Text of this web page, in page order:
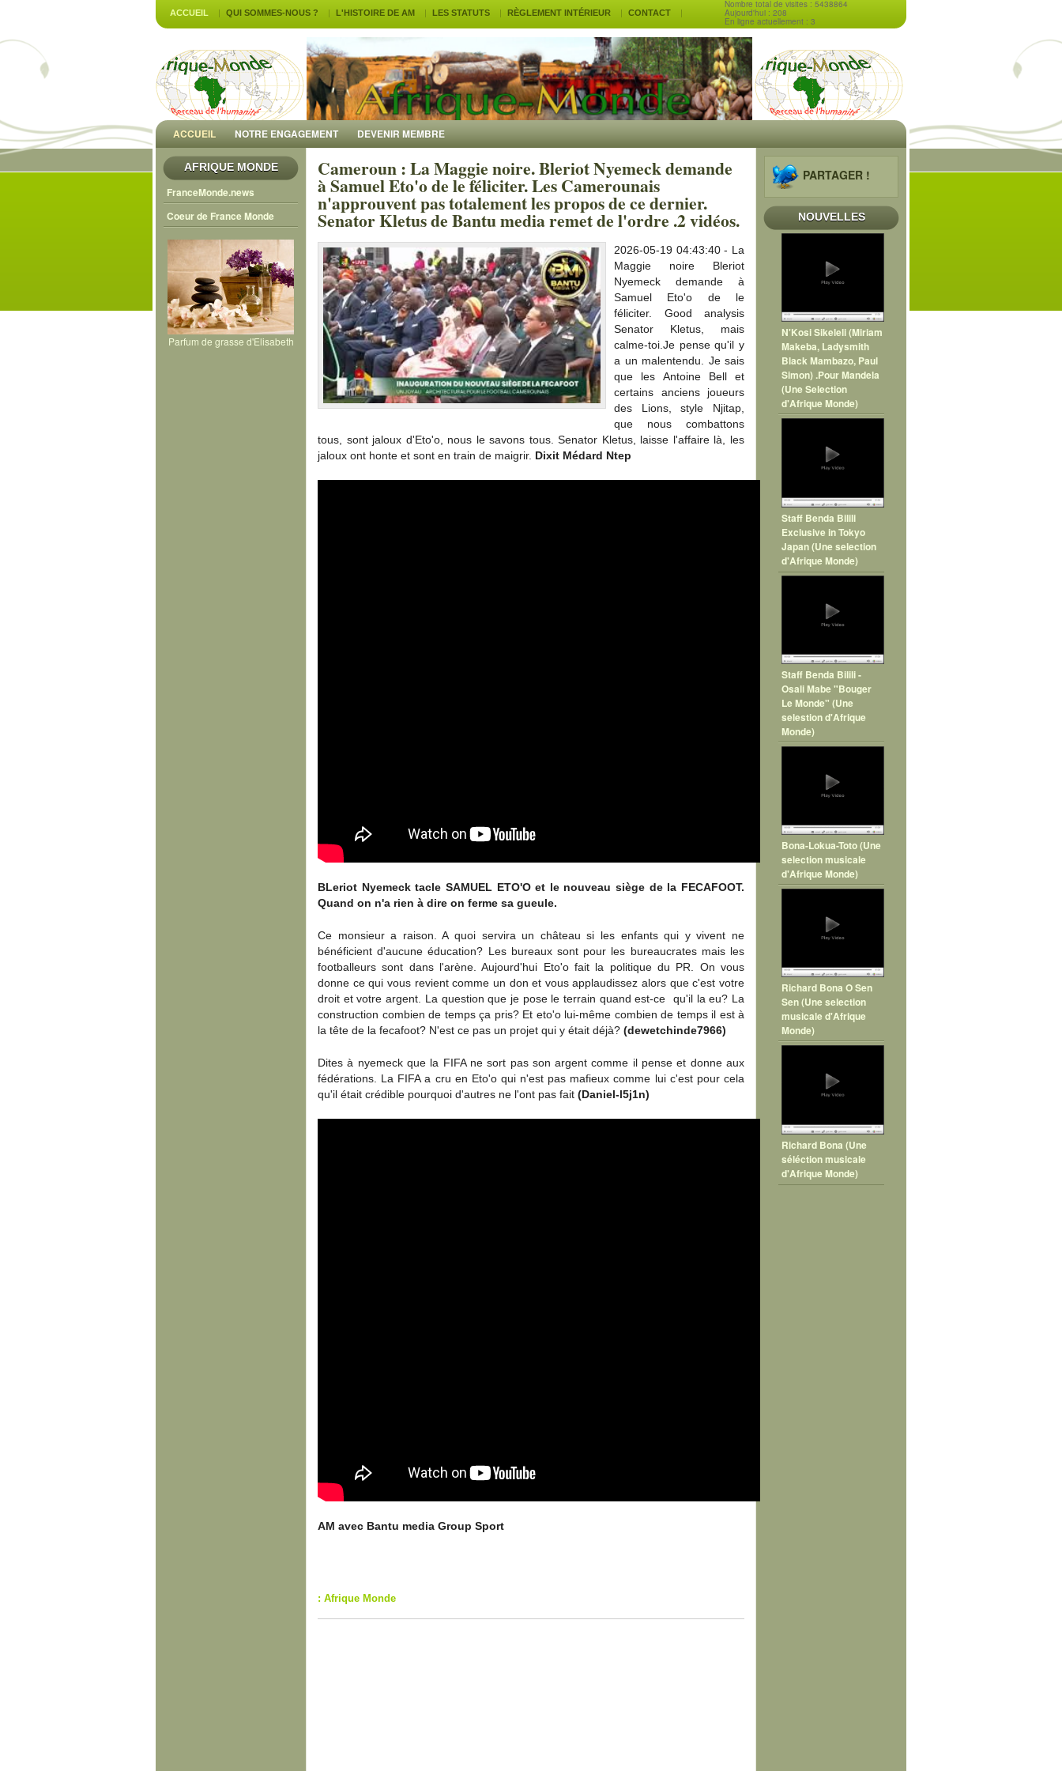
ACCUEIL QUI SOMMES-NOUS ? L'HISTOIRE DE AM LES STATUTS RÈGLEMENT INTÉRIEUR CONTACT
Nombre total de visites : 5438864
Aujourd'hui : 208
En ligne actuellement : 3
ACCUEIL NOTRE ENGAGEMENT DEVENIR MEMBRE
AFRIQUE MONDE
FranceMonde.news
Coeur de France Monde
Parfum de grasse d'Elisabeth
Cameroun : La Maggie noire. Bleriot Nyemeck demande
à Samuel Eto'o de le féliciter. Les Camerounais
n'approuvent pas totalement les propos de ce dernier.
Senator Kletus de Bantu media remet de l'ordre .2 vidéos.
2026-05-19 04:43:40 - La
Maggie noire Bleriot
Nyemeck demande à
Samuel Eto'o de le
féliciter. Good analysis
Senator Kletus, mais
calme-toi.Je pense qu'il y
a un malentendu. Je sais
que les Antoine Bell et
certains anciens joueurs
des Lions, style Njitap,
que nous combattons
tous, sont jaloux d'Eto'o, nous le savons tous. Senator Kletus, laisse l'affaire là, les
jaloux ont honte et sont en train de maigrir. Dixit Médard Ntep
BLeriot Nyemeck tacle SAMUEL ETO'O et le nouveau siège de la FECAFOOT.
Quand on n'a rien à dire on ferme sa gueule.
Ce monsieur a raison. A quoi servira un château si les enfants qui y vivent ne
bénéficient d'aucune éducation? Les bureaux sont pour les bureaucrates mais les
footballeurs sont dans l'arène. Aujourd'hui Eto'o fait la politique du PR. On vous
donne ce qui vous revient comme un don et vous applaudissez alors que c'est votre
droit et votre argent. La question que je pose le terrain quand est-ce qu'il la eu? La
construction combien de temps ça pris? Et eto'o lui-même combien de temps il est à
la tête de la fecafoot? N'est ce pas un projet qui y était déjà? (dewetchinde7966)
Dites à nyemeck que la FIFA ne sort pas son argent comme il pense et donne aux
fédérations. La FIFA a cru en Eto'o qui n'est pas mafieux comme lui c'est pour cela
qu'il était crédible pourquoi d'autres ne l'ont pas fait (Daniel-l5j1n)
AM avec Bantu media Group Sport
: Afrique Monde
PARTAGER !
NOUVELLES
N'Kosi Sikeleli (Miriam
Makeba, Ladysmith
Black Mambazo, Paul
Simon) .Pour Mandela
(Une Selection
d'Afrique Monde)
Staff Benda Bilili
Exclusive in Tokyo
Japan (Une selection
d'Afrique Monde)
Staff Benda Bilili -
Osali Mabe "Bouger
Le Monde" (Une
selestion d'Afrique
Monde)
Bona-Lokua-Toto (Une
selection musicale
d'Afrique Monde)
Richard Bona O Sen
Sen (Une selection
musicale d'Afrique
Monde)
Richard Bona (Une
séléction musicale
d'Afrique Monde)